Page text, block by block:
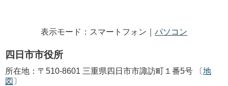
表示モード：スマートフォン｜ パソコン
四日市市役所
所在地：〒510-8601 三重県四日市市諏訪町１番5号 〔地
図 〕